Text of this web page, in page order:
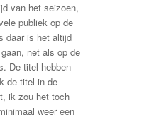
van het seizoen,
publiek op de
daar is het altijd
net als op de
De titel hebben
de titel in de
ik zou het toch
weer een